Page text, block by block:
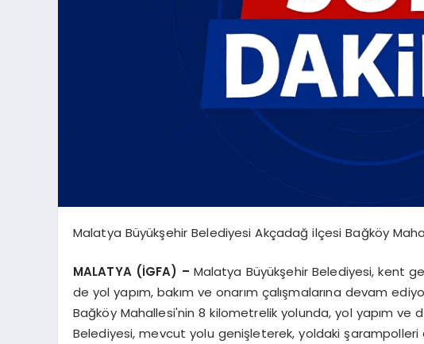
Malatya Büyükşehir Belediyesi Akçadağ ilçesi Bağköy
MALATYA (İGFA) – Malatya Büyükşehir Belediyesi, kent
de yol yapım, bakım ve onarım çalışmalarına devam
Bağköy Mahallesi'nin 8 kilometrelik yolunda, yol yapım ve
Belediyesi, mevcut yolu genişleterek, yoldaki